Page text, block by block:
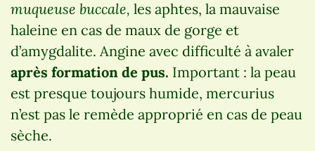
muqueuse buccale, les aphtes, la mauvaise
haleine en cas de maux de gorge et
d’amygdalite. Angine avec difficulté à avaler
après formation de pus. Important : la peau
est presque toujours humide, mercurius
n’est pas le remède approprié en cas de peau
sèche.